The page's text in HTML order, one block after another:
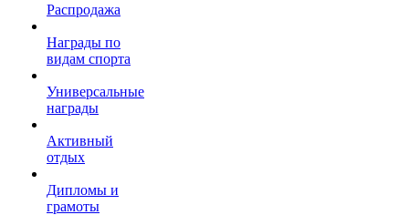
Распродажа
Награды по
видам спорта
Универсальные
награды
Активный
отдых
Дипломы и
грамоты